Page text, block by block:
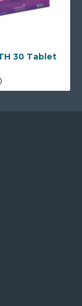
30 Tablet